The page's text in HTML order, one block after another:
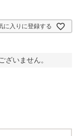
に入りに登録する
ざいません。